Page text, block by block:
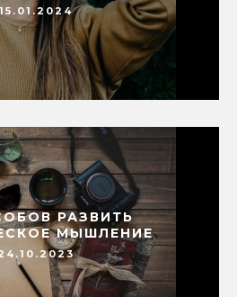
15.01.2024
РАЗВИТЬ
МЫШЛЕНИЕ